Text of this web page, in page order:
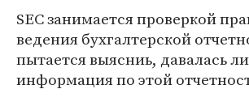
SEC занимается проверкой
ведения бухгалтерской
пытается выясниь, давалась
информация по этой